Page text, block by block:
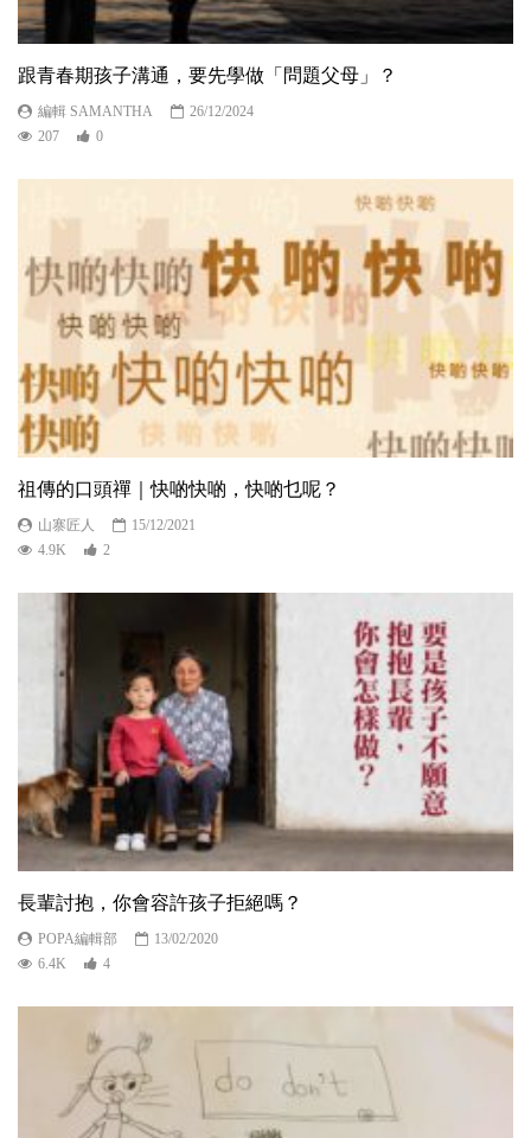
跟青春期孩子溝通，要先學做「問題父母」？
編輯 SAMANTHA
26/12/2024
207
0
祖傳的口頭禪｜快啲快啲，快啲乜呢？
山寨匠人
15/12/2021
4.9K
2
長輩討抱，你會容許孩子拒絕嗎？
POPA編輯部
13/02/2020
6.4K
4